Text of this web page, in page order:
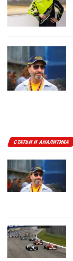
СТАТЬИ И АНАЛИТИКА